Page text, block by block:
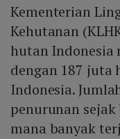
Kementerian
Kehutanan
hutan Indonesia
dengan 187 juta
Indonesia.
penurunan
mana banyak